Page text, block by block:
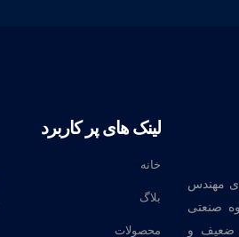
مهندس
صنعتی
ضعیف و
لینک های پر کاربرد
خانه
بلاگ
محصولات